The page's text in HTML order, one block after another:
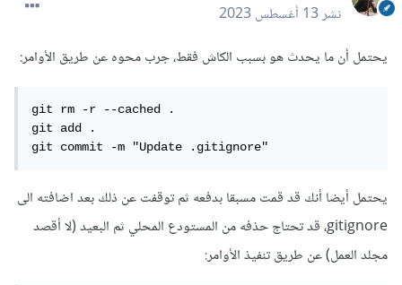
نشر13 أغسطس 2023
يحتمل أن ما يحدث هو بسبب الكاش فقط، جرب محوه عن طريق الأوامر:
git rm -r --cached .
git add .
git commit -m "Update .gitignore"
يحتمل أيضا أنك قد قمت مسبقا بدفعه ثم توقفت عن ذلك بعد اضافته الى
gitignore، قد تحتاج حذفه من المستودع المحلي ثم البعيد (لا أقصد
مجلد العمل) عن طريق تنفيذ الأوامر: